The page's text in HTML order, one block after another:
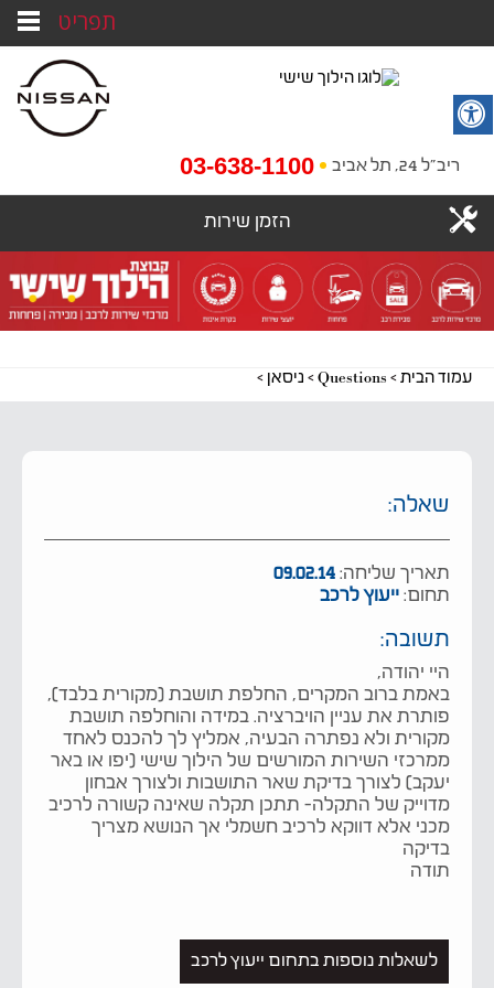
03-638-1100 ריב"ל 24, תל אביב
הזמן שירות
עמוד הבית>
Questions
> ניסאן >
שאלה:
תאריך שליחה:09.02.14
תחום:ייעוץ לרכב
תשובה:
היי יהודה,
באמת ברוב המקרים, החלפת תושבת (מקורית בלבד),
פותרת את עניין הויברציה. במידה והוחלפה תושבת
מקורית ולא נפתרה הבעיה, אמליץ לך להכנס לאחד
ממרכזי השירות המורשים של הילוך שישי (יפו או באר
יעקב) לצורך בדיקת שאר התושבות ולצורך אבחון
מדוייק של התקלה- תתכן תקלה שאינה קשורה לרכיב
מכני אלא דווקא לרכיב חשמלי אך הנושא מצריך
בדיקה
תודה
לשאלות נוספות בתחום ייעוץ לרכב
תפריט